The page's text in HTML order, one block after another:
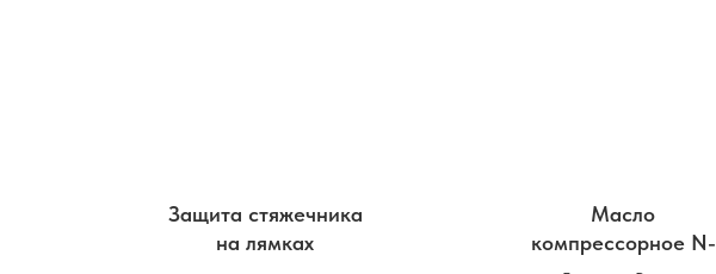
Защита стяжечника
на лямках
Масло
компрессорное N-